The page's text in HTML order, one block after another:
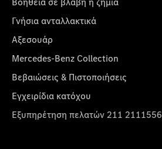
Γνήσια ανταλλακτικά
Αξεσουάρ
Mercedes-Benz Collection
Βεβαιώσεις & Πιστοποιήσεις
Εγχειρίδια κατόχου
Εξυπηρέτηση πελατών 211 2111556